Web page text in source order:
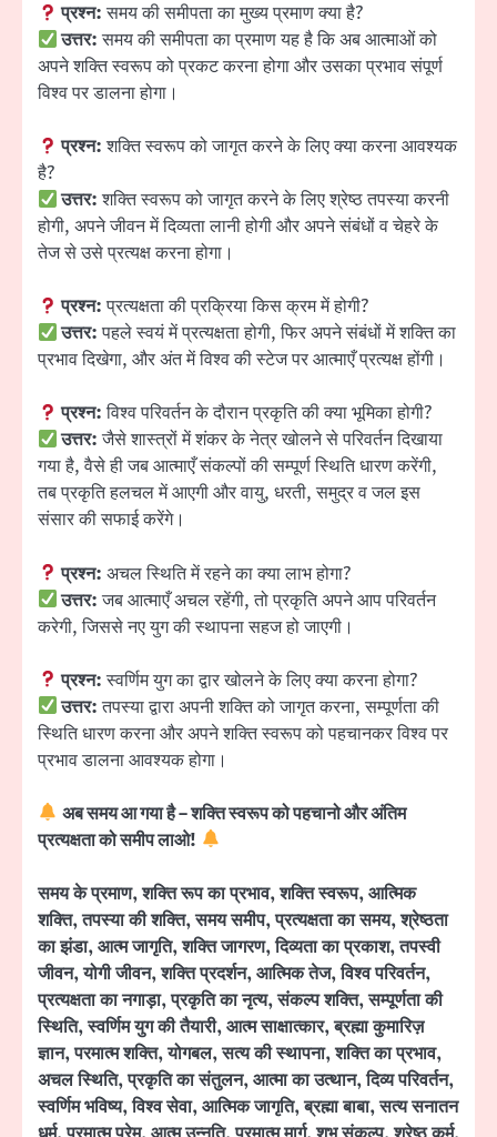
प्रश्न:समय की समीपता का मुख्य प्रमाण क्या है?
उत्तर:समय की समीपता का प्रमाण यह है कि अब आत्माओं को
अपने शक्ति स्वरूप को प्रकट करना होगा और उसका प्रभाव संपूर्ण
विश्व पर डालना होगा।
प्रश्न:शक्ति स्वरूप को जागृत करने के लिए क्या करना आवश्यक
है?
उत्तर:शक्ति स्वरूप को जागृत करने के लिए श्रेष्ठ तपस्या करनी
होगी, अपने जीवन में दिव्यता लानी होगी और अपने संबंधों व चेहरे के
तेज से उसे प्रत्यक्ष करना होगा।
प्रश्न:प्रत्यक्षता की प्रक्रिया किस क्रम में होगी?
उत्तर:पहले स्वयं में प्रत्यक्षता होगी, फिर अपने संबंधों में शक्ति का
प्रभाव दिखेगा, और अंत में विश्व की स्टेज पर आत्माएँ प्रत्यक्ष होंगी।
प्रश्न:विश्व परिवर्तन के दौरान प्रकृति की क्या भूमिका होगी?
उत्तर:जैसे शास्त्रों में शंकर के नेत्र खोलने से परिवर्तन दिखाया
गया है, वैसे ही जब आत्माएँ संकल्पों की सम्पूर्ण स्थिति धारण करेंगी,
तब प्रकृति हलचल में आएगी और वायु, धरती, समुद्र व जल इस
संसार की सफाई करेंगे।
प्रश्न: अचल स्थिति में रहने का क्या लाभ होगा?
उत्तर:जब आत्माएँ अचल रहेंगी, तो प्रकृति अपने आप परिवर्तन
करेगी, जिससे नए युग की स्थापना सहज हो जाएगी।
प्रश्न:स्वर्णिम युग का द्वार खोलने के लिए क्या करना होगा?
उत्तर:तपस्या द्वारा अपनी शक्ति को जागृत करना, सम्पूर्णता की
स्थिति धारण करना और अपने शक्ति स्वरूप को पहचानकर विश्व पर
प्रभाव डालना आवश्यक होगा।
अब समय आ गया है – शक्ति स्वरूप को पहचानो और अंतिम
प्रत्यक्षता को समीप लाओ!
समय के प्रमाण, शक्ति रूप का प्रभाव, शक्ति स्वरूप, आत्मिक
शक्ति, तपस्या की शक्ति, समय समीप, प्रत्यक्षता का समय, श्रेष्ठता
का झंडा, आत्म जागृति, शक्ति जागरण, दिव्यता का प्रकाश, तपस्वी
जीवन, योगी जीवन, शक्ति प्रदर्शन, आत्मिक तेज, विश्व परिवर्तन,
प्रत्यक्षता का नगाड़ा, प्रकृति का नृत्य, संकल्प शक्ति, सम्पूर्णता की
स्थिति, स्वर्णिम युग की तैयारी, आत्म साक्षात्कार, ब्रह्मा कुमारिज़
ज्ञान, परमात्म शक्ति, योगबल, सत्य की स्थापना, शक्ति का प्रभाव,
अचल स्थिति, प्रकृति का संतुलन, आत्मा का उत्थान, दिव्य परिवर्तन,
स्वर्णिम भविष्य, विश्व सेवा, आत्मिक जागृति, ब्रह्मा बाबा, सत्य सनातन